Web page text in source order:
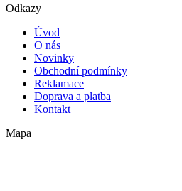
Odkazy
Úvod
O nás
Novinky
Obchodní podmínky
Reklamace
Doprava a platba
Kontakt
Mapa